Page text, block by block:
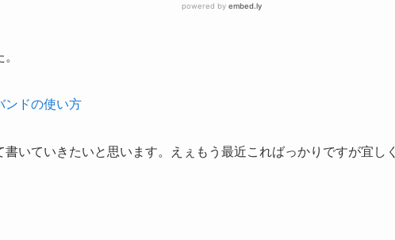
ンドの使い方
いていきたいと思います。えぇもう最近こればっかりですが宜しく